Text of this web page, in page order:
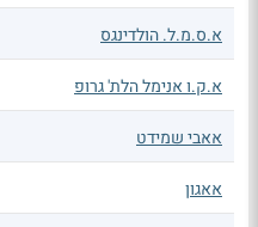
א.ס.מ.ל. הולדינגס
א.ק.ו אנימל הלת' גרופ
אאבי שמידט
אאגון